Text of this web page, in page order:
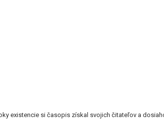
existencie si časopis získal svojich čitateľov a